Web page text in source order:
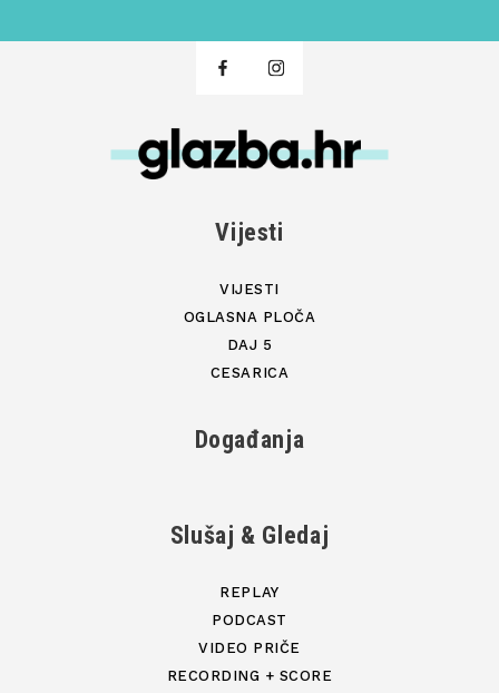
Vijesti
VIJESTI
OGLASNA PLOČA
DAJ 5
CESARICA
Događanja
Slušaj & Gledaj
REPLAY
PODCAST
VIDEO PRIČE
RECORDING + SCORE